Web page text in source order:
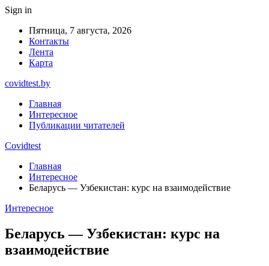
Sign in
Пятница, 7 августа, 2026
Контакты
Лента
Карта
covidtest.by
Главная
Интересное
Публикации читателей
Covidtest
Главная
Интересное
Беларусь — Узбекистан: курс на взаимодействие
Интересное
Беларусь — Узбекистан: курс на
взаимодействие